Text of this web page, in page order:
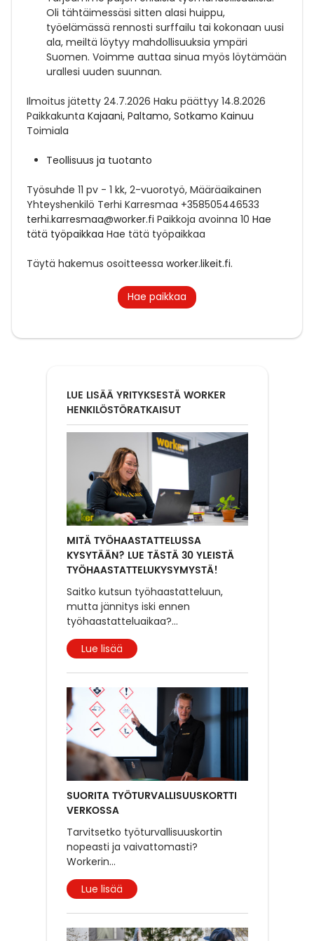
Oli tähtäimessäsi sitten alasi huippu,
työelämässä rennosti surffailu tai kokonaan uusi
ala, meiltä löytyy mahdollisuuksia ympäri
Suomen. Voimme auttaa sinua myös löytämään
urallesi uuden suunnan.
Ilmoitus jätetty 24.7.2026 Haku päättyy 14.8.2026
Paikkakunta Kajaani, Paltamo, Sotkamo Kainuu
Toimiala
Teollisuus ja tuotanto
Työsuhde 11 pv - 1 kk, 2-vuorotyö, Määräaikainen
Yhteyshenkilö Terhi Karresmaa +358505446533
terhi.karresmaa@worker.fi Paikkoja avoinna 10 Hae
tätä työpaikkaa Hae tätä työpaikkaa
Täytä hakemus osoitteessa worker.likeit.fi.
Hae paikkaa
LUE LISÄÄ YRITYKSESTÄ WORKER
HENKILÖSTÖRATKAISUT
MITÄ TYÖHAASTATTELUSSA
KYSYTÄÄN? LUE TÄSTÄ 30 YLEISTÄ
TYÖHAASTATTELUKYSYMYSTÄ!
Saitko kutsun työhaastatteluun,
mutta jännitys iski ennen
työhaastatteluaikaa?...
Lue lisää
SUORITA TYÖTURVALLISUUSKORTTI
VERKOSSA
Tarvitsetko työturvallisuuskortin
nopeasti ja vaivattomasti?
Workerin...
Lue lisää